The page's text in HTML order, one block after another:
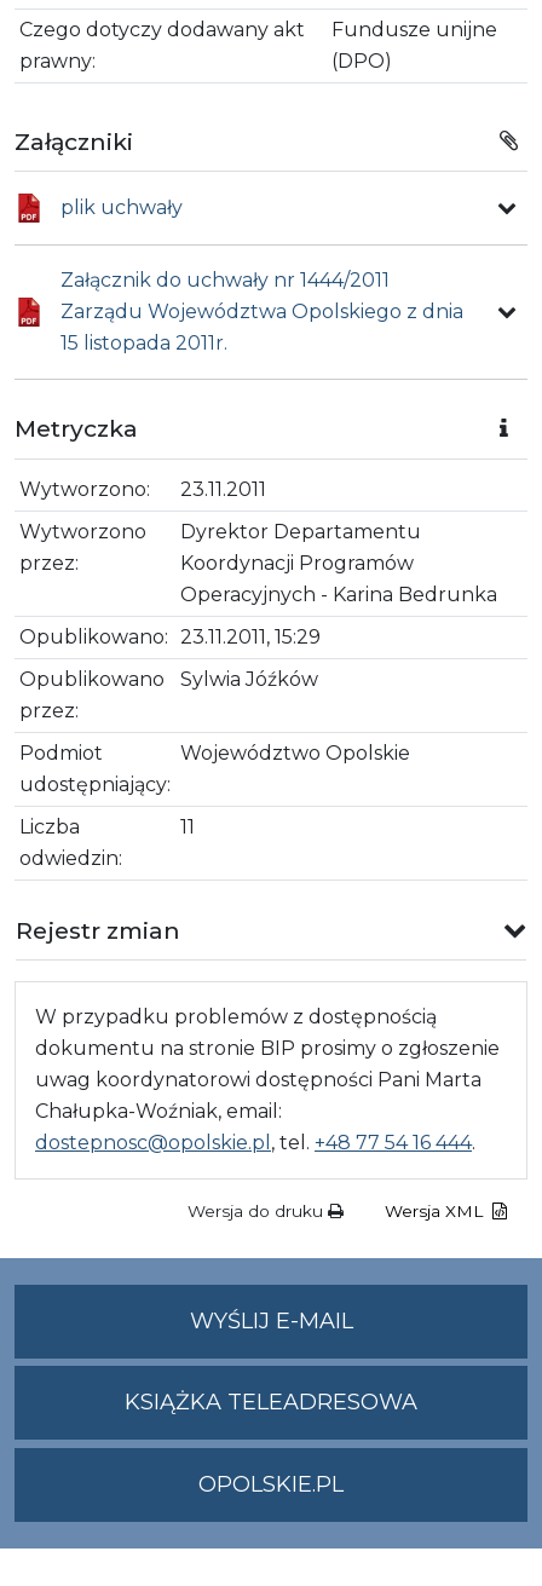
Czego dotyczy dodawany akt
prawny:
Fundusze unijne
(DPO)
Załączniki
plik uchwały
Załącznik do uchwały nr 1444/2011
Zarządu Województwa Opolskiego z dnia
15 listopada 2011r.
Metryczka
Wytworzono:
23.11.2011
Wytworzono
przez:
Dyrektor Departamentu
Koordynacji Programów
Operacyjnych - Karina Bedrunka
Opublikowano: 23.11.2011, 15:29
Opublikowano
przez:
Sylwia Jóźków
Podmiot
udostępniający:
Województwo Opolskie
Liczba
odwiedzin:
11
Rejestr zmian
W przypadku problemów z dostępnością
dokumentu na stronie BIP prosimy o zgłoszenie
uwag koordynatorowi dostępności Pani Marta
Chałupka-Woźniak, email:
dostepnosc@opolskie.pl , tel. +48 77 54 16 444.
Wersja do druku Wersja XML
WYŚLIJ E-MAILNA
ADRES
KSIĄŻKA TELEADRESOWA
OPOLSKIE.PL